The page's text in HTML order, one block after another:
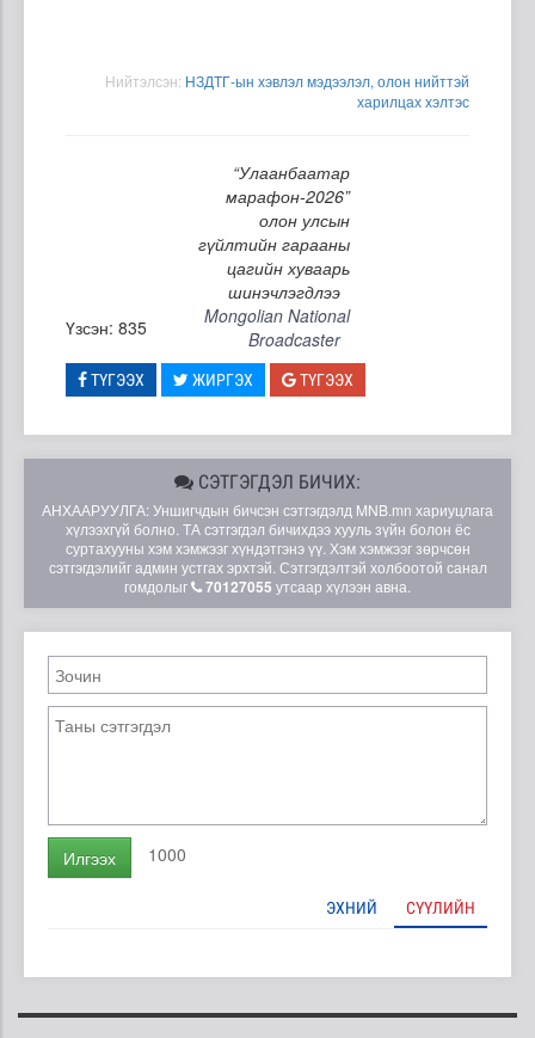
Нийтэлсэн: НЗДТГ-ын хэвлэл мэдээлэл, олон нийттэй
харилцах хэлтэс
“Улаанбаатар
марафон-2026”
олон улсын
гүйлтийн гарааны
цагийн хуваарь
шинэчлэгдлээ
Үзсэн: 835
Mongolian National
Broadcaster
ТҮГЭЭХ ЖИРГЭХ ТҮГЭЭХ
СЭТГЭГДЭЛ БИЧИХ:
АНХААРУУЛГА: Уншигчдын бичсэн сэтгэгдэлд MNB.mn хариуцлага
хүлээхгүй болно. ТА сэтгэгдэл бичихдээ хууль зүйн болон ёс
суртахууны хэм хэмжээг хүндэтгэнэ үү. Хэм хэмжээг зөрчсөн
сэтгэгдэлийг админ устгах эрхтэй. Сэтгэгдэлтэй холбоотой санал
гомдолыг
70127055 утсаар хүлээн авна.
Илгээх 1000
ЭХНИЙ СҮҮЛИЙН